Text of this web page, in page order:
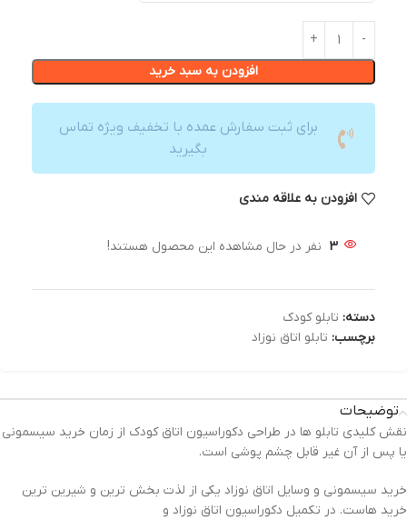
افزودن به سبد خرید
برای ثبت سفارش عمده با تخفیف ویژه تماس
بگیرید
افزودن به علاقه مندی
3 نفر در حال مشاهده این محصول هستند!
دسته: تابلو کودک
برچسب: تابلو اتاق نوزاد
توضیحات
نقش کلیدی تابلو ها در طراحی دکوراسیون اتاق کودک از زمان خرید سیسمونی
یا پس از آن غیر قابل چشم پوشی است.
خرید سیسمونی و وسایل اتاق نوزاد یکی از لذت بخش ترین و شیرین ترین
خرید هاست. در تکمیل دکوراسیون اتاق نوزاد و